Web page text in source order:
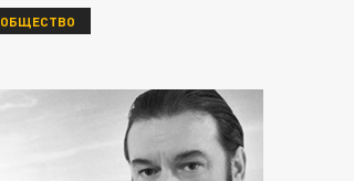
ОБЩЕСТВО